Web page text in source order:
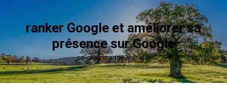
contenuranker Google et améliorer sa
présence sur Google
cc-champagne-vesle.fr